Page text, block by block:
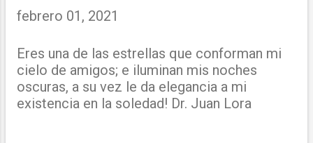
febrero 01, 2021
Eres una de las estrellas que conforman mi
cielo de amigos; e iluminan mis noches
oscuras, a su vez le da elegancia a mi
existencia en la soledad! Dr. Juan Lora